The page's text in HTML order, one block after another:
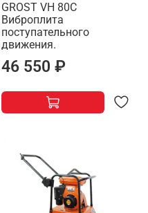
GROST VH 80C
Виброплита
поступательного
движения.
46 550 ₽